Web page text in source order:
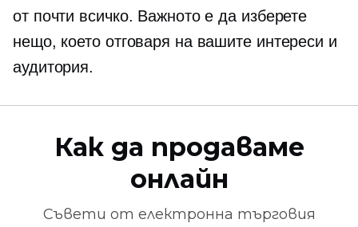
от почти всичко. Важното е да изберете
нещо, което отговаря на вашите интереси и
аудитория.
Как да продаваме
онлайн
Съвети от електронна търговия